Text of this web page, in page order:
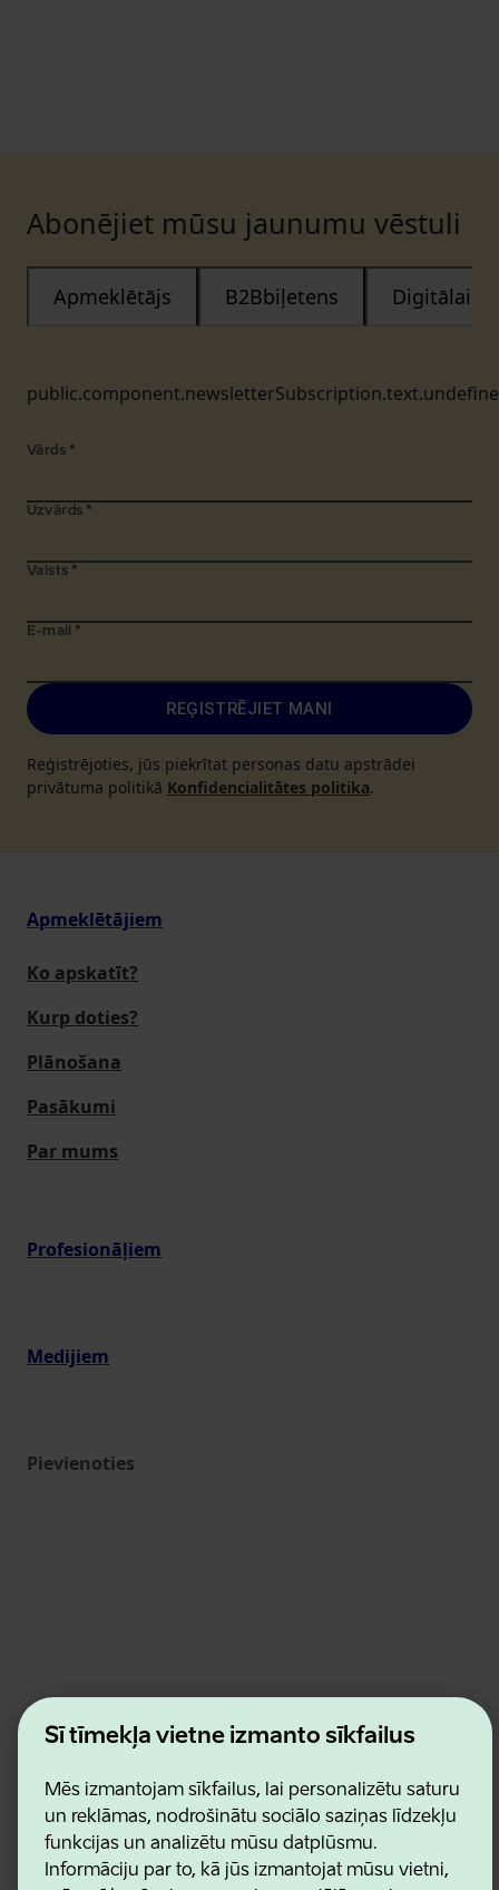
Šī tīmekļa vietne izmanto sīkfailus
Mēs izmantojam sīkfailus, lai personalizētu saturu
un reklāmas, nodrošinātu sociālo saziņas līdzekļu
funkcijas un analizētu mūsu datplūsmu.
Informāciju par to, kā jūs izmantojat mūsu vietni,
Abonējiet mūsu jaunumu vēstuli
Apmeklētājs B2Bbiļetens Digitālais
Vārds *
Uzvārds *
Valsts *
E-mail *
REĢISTRĒJIET MANI
Reģistrējoties, jūs piekrītat personas datu apstrādei
privātuma politikā Konfidencialitātes politika.
Apmeklētājiem
Ko apskatīt?
Kurp doties?
Plānošana
Pasākumi
Par mums
Profesionāļiem
Medijiem
Pievienoties
Estonian Business and Innovation Agency
Kontakti
Lietošanas noteikumi
Sīkdatņu un konfidencialitātes politika